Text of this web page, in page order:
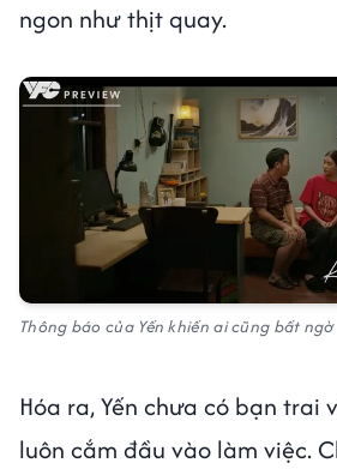
ngon như thịt quay.
Thông báo của Yến khiến ai cũng bất ngờ
Hóa ra, Yến chưa có bạn trai
luôn cắm đầu vào làm việc.